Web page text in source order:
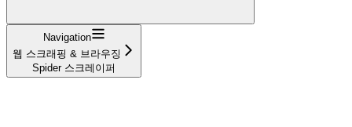
Navigation
웹 스크래핑 & 브라우징
Spider 스크레이퍼